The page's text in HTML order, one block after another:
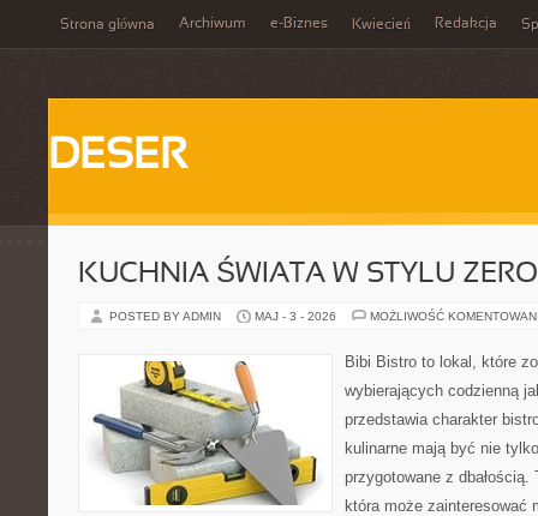
Strona główna Archiwum e-Biznes Kwiecień Redakcja
DESER
KUCHNIA ŚWIATA W STYLU
POSTED BY ADMIN MAJ - 3 - 2026 MOŻLIWOŚĆ
Bibi Bistro to lokal, które
wybierających codzienną
przedstawia charakter
kulinarne mają być nie
przygotowane z
która może zainteresować